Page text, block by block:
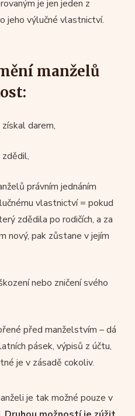
je jen jeden z
jeho výlučné vlastnictví.
manželů
darem,
právním jednáním
vlastnictví = pokud
zdědila po rodičích, a za
nový, pak zůstane v jejím
nebo zničení svého
před manželstvím – dá
pásek, výpisů z účtu,
je v zásadě cokoliv.
je tak možné pouze v